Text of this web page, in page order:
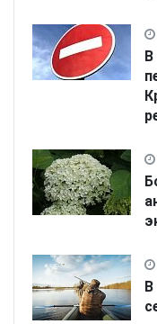
В
В